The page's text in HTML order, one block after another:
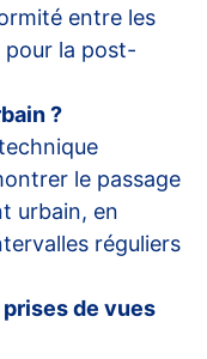
entre les
pour la post-
?
le passage
urbain, en
réguliers
prises de vues